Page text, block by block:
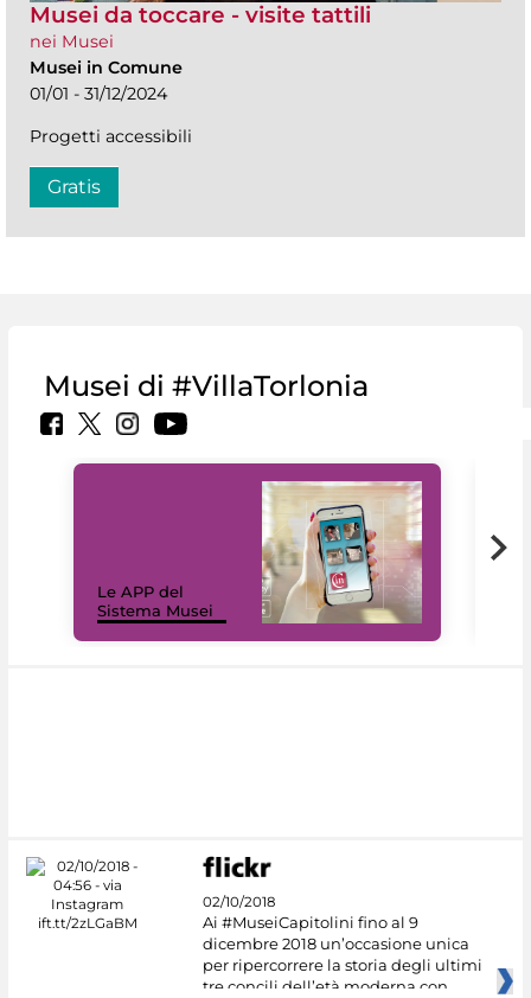
Musei da toccare - visite tattili
nei Musei
Musei in Comune
01/01 - 31/12/2024
Progetti accessibili
Gratis
Musei di #VillaTorlonia
Le APP del
Sistema Musei
02/10/2018
Ai #MuseiCapitolini fino al 9
dicembre 2018 un’occasione unica
per ripercorrere la storia degli ultimi
tre concili dell’età moderna con